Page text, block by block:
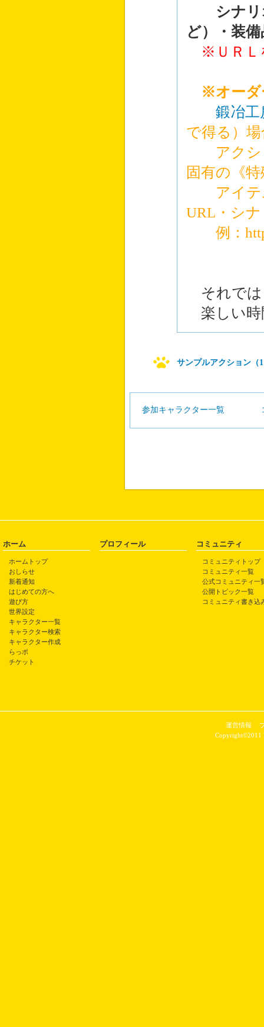
シナリオ
ど）・装
※ＵＲＬ
※オーダ
鍛冶工
で得る）
アクショ
固有の《
アイテム
URL・シ
例：
それでは
楽しい時
サンプルアクション（
参加キャラクター一覧
ホーム
ホームトップ
おしらせ
新着通知
はじめての方へ
遊び方
世界設定
キャラクター一覧
キャラクター検索
キャラクター作成
らっポ
チケット
プロフィール コミュニティ
コミュニティトップ
コミュニティ一覧
公式コミュニティ一
公開トピック一覧
コミュニティ書き込
運営情報
Copyright©2011